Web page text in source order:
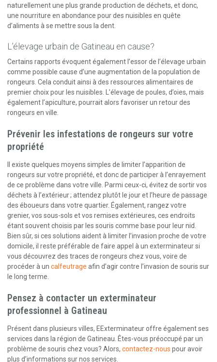
naturellement une plus grande production de déchets, et donc,
une nourriture en abondance pour des nuisibles en quête
d’aliments à se mettre sous la dent.
L’élevage urbain de Gatineau en cause?
Certains rapports évoquent également l’essor de l’élevage urbain
comme possible cause d’une augmentation de la population de
rongeurs. Cela conduit ainsi à des ressources alimentaires de
premier choix pour les nuisibles. L’élevage de poules, d’oies, mais
également l’apiculture, pourrait alors favoriser un retour des
rongeurs en ville.
Prévenir les infestations de rongeurs sur votre
propriété
Il existe quelques moyens simples de limiter l’apparition de
rongeurs sur votre propriété, et donc de participer à l’enrayement
de ce problème dans votre ville. Parmi ceux-ci, évitez de sortir vos
déchets à l’extérieur ; attendez plutôt le jour et l’heure de passage
des éboueurs dans votre quartier. Également, rangez votre
grenier, vos sous-sols et vos remises extérieures, ces endroits
étant souvent choisis par les souris comme base pour leur nid.
Bien sûr, si ces solutions aident à limiter l’invasion proche de votre
domicile, il reste préférable de faire appel à un exterminateur si
vous découvrez des traces de rongeurs chez vous, voire de
procéder à un calfeutrage afin d’agir contre l’invasion de souris sur
le long terme.
Pensez à contacter un exterminateur
professionnel à Gatineau
Présent dans plusieurs villes, EExterminateur offre également ses
services dans la région de Gatineau. Êtes-vous préoccupé par un
problème de souris chez vous? Alors, contactez-nous pour avoir
plus d’informations sur nos services.